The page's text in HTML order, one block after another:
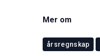
Mer om
årsregnskap